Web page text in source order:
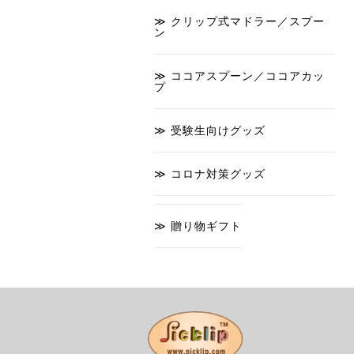
クリップ式マドラー／スプー
ン
ココアスプーン／ココアカッ
プ
受験生向けグッズ
コロナ対策グッズ
贈り物ギフト